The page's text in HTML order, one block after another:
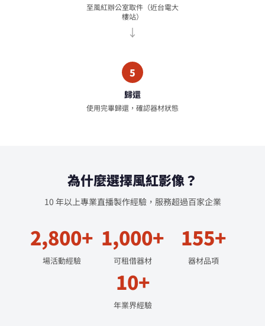
至風紅辦公室取件（近台電大
樓站）
5
歸還
使用完畢歸還，確認器材狀態
為什麼選擇風紅影像？
10 年以上專業直播製作經驗，服務超過百家企業
2,800+
場活動經驗
1,000+
可租借器材
155+
器材品項
10+
年業界經驗